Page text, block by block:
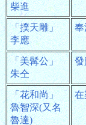
柴進
「撲天雕」
李應
奉
「美髯公」
朱仝
發
「花和尚」
魯智深(又名
魯達)
在